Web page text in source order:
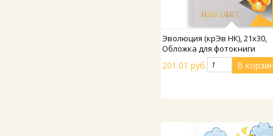
Подробнее
Эволюция (крЭв НК), 21х30,
Обложка для фотокниги
201.01 руб.